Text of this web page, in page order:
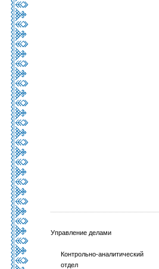
Управление делами
Контрольно-аналитический
отдел